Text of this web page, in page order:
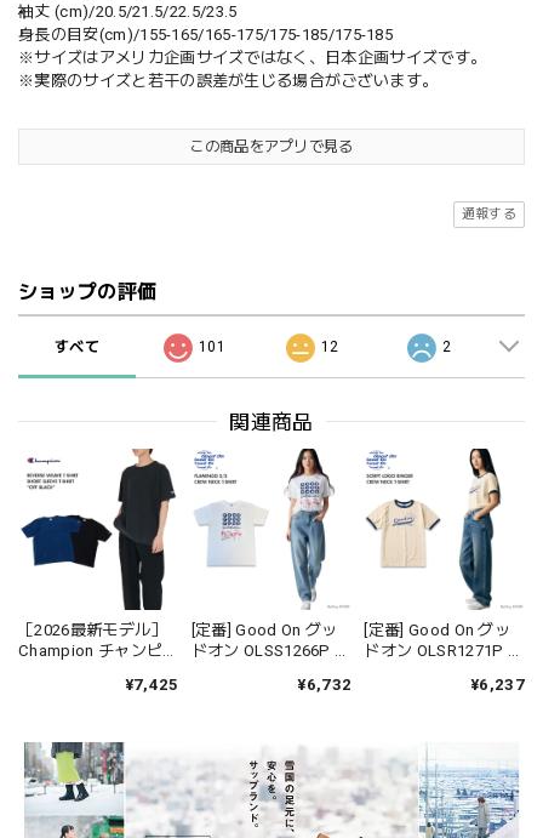
袖丈 (cm)/20.5/21.5/22.5/23.5
身長の目安(cm)/155-165/165-175/175-185/175-185
※サイズはアメリカ企画サイズではなく、日本企画サイズです。
※実際のサイズと若干の誤差が生じる場合がございます。
この商品をアプリで見る
通報する
ショップの評価
すべて 101 12 2
関連商品
［2026最新モデル］
Champion チャンピオ
ウィーブ ショートス
¥7,425
[定番] Good On グッ
ドオン OLSS1266P フ
S/S Tシャツ 半袖
ックス 日本製
¥6,732
[定番] Good On グッ
ドオン OLSR1271P ス
ー Tシャツ RINGER 半
セックス 日本製
¥6,237